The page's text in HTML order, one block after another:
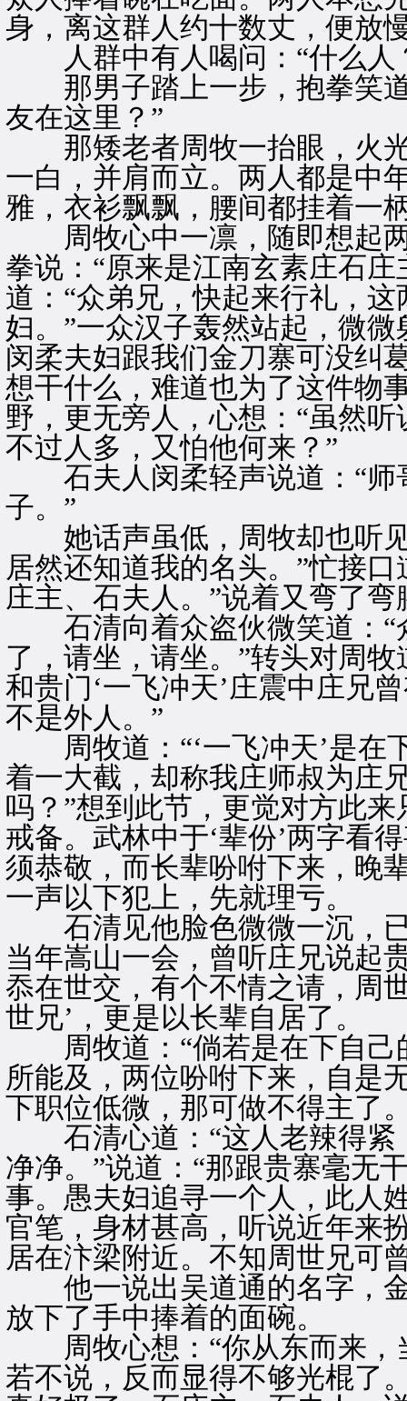
身，离这群人约十数丈，便放
人群中有人喝问：“什么人
那男子踏上一步，抱拳笑道
友在这里？”
那矮老者周牧一抬眼，火光
一白，并肩而立。两人都是中
雅，衣衫飘飘，腰间都挂着一
周牧心中一凛，随即想起两
拳说：“原来是江南玄素庄石
道：“众弟兄，快起来行礼，
妇。”一众汉子轰然站起，微
闵柔夫妇跟我们金刀寨可没纠
想干什么，难道也为了这件物
野，更无旁人，心想：“虽然
不过人多，又怕他何来？”
石夫人闵柔轻声说道：“师
子。”
她话声虽低，周牧却也听见
居然还知道我的名头。”忙接
庄主、石夫人。”说着又弯了弯
石清向着众盗伙微笑道：“
了，请坐，请坐。”转头对周
和贵门‘一飞冲天’庄震中庄兄
不是外人。”
周牧道：“‘一飞冲天’是在
着一大截，却称我庄师叔为庄
吗？”想到此节，更觉对方此
戒备。武林中于‘辈份’两字看
须恭敬，而长辈吩咐下来，晚
一声以下犯上，先就理亏。
石清见他脸色微微一沉，已
当年嵩山一会，曾听庄兄说起
忝在世交，有个不情之请，周
世兄’，更是以长辈自居了。
周牧道：“倘若是在下自己
所能及，两位吩咐下来，自是
下职位低微，那可做不得主了
石清心道：“这人老辣得紧
净净。”说道：“那跟贵寨毫无
事。愚夫妇追寻一个人，此人
官笔，身材甚高，听说近年来
居在汴梁附近。不知周世兄可
他一说出吴道通的名字，金
放下了手中捧着的面碗。
周牧心想：“你从东而来，
若不说，反而显得不够光棍了